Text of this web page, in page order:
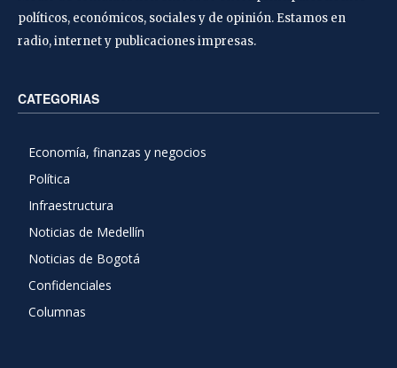
políticos, económicos, sociales y de opinión. Estamos en
radio, internet y publicaciones impresas.
CATEGORIAS
Economía, finanzas y negocios
Política
Infraestructura
Noticias de Medellín
Noticias de Bogotá
Confidenciales
Columnas